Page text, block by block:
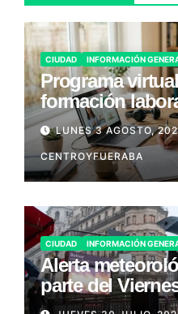
CIUDAD INFORMACIÓN
Programa
formación
LUNES 3 AGOSTO,
CENTROYFUERABA
CIUDAD INFORMACIÓN
Alerta
parte del